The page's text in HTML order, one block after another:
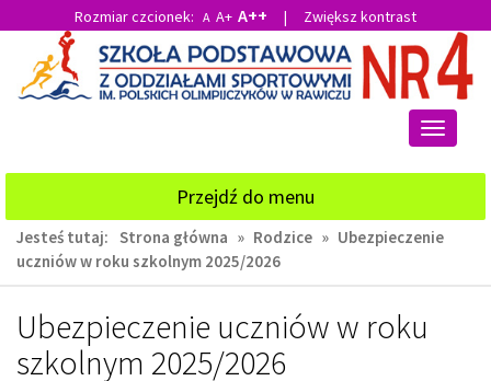
głównej
treści
wyszukiwarki
Rozmiar czcionek: A A+ A++ | Zwiększ kontrast
Przełącz
Przejdź do menu
Jesteś tutaj: Strona główna » Rodzice » Ubezpieczenie
uczniów w roku szkolnym 2025/2026
Ubezpieczenie uczniów w roku
szkolnym 2025/2026